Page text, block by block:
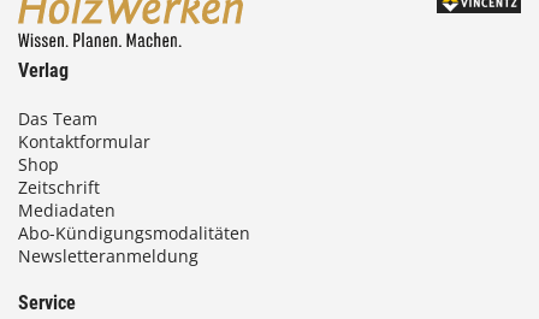
Verlag
Das Team
Kontaktformular
Shop
Zeitschrift
Mediadaten
Abo-Kündigungsmodalitäten
Newsletteranmeldung
Service